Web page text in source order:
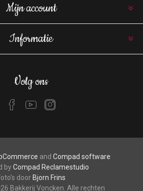
Mijn account
Informatie
Volg ons
and Compad software
byCompad Reclamestudio
doorBjorn Frins
Bakkerij Voncken. Alle rechten